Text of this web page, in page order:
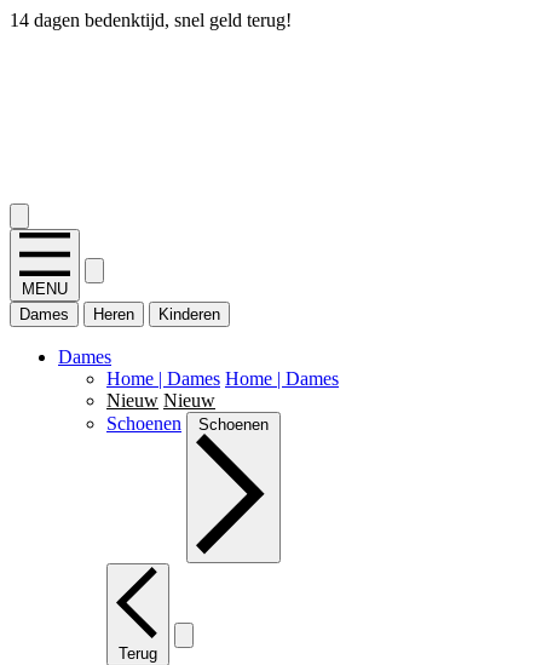
14 dagen bedenktijd, snel geld terug!
MENU
Dames
Heren Kinderen
Dames
Home | Dames Home | Dames
Nieuw Nieuw
Schoenen
Schoenen
Terug